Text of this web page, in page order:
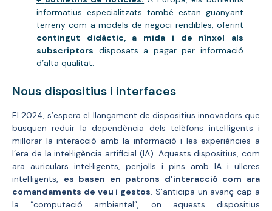
informatius especialitzats també estan guanyant
terreny com a models de negoci rendibles, oferint
contingut didàctic, a mida i de nínxol als
subscriptors disposats a pagar per informació
d’alta qualitat.
Nous dispositius i interfaces
El 2024, s’espera el llançament de dispositius innovadors que
busquen reduir la dependència dels telèfons intel·ligents i
millorar la interacció amb la informació i les experiències a
l’era de la intel·ligència artificial (IA). Aquests dispositius, com
ara auriculars intel·ligents, penjolls i pins amb IA i ulleres
intel·ligents, es basen en patrons d’interacció com ara
comandaments de veu i gestos. S’anticipa un avanç cap a
la “computació ambiental”, on aquests dispositius